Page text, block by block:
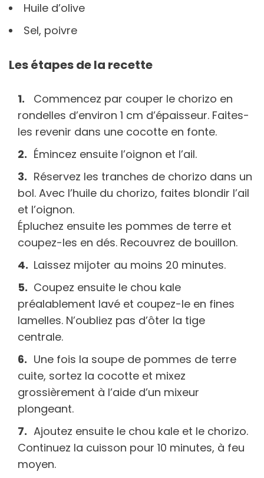
Huile d’olive
Sel, poivre
Les étapes de la recette
Commencez par couper le chorizo en
rondelles d’environ 1 cm d’épaisseur. Faites-
les revenir dans une cocotte en fonte.
Émincez ensuite l’oignon et l’ail.
Réservez les tranches de chorizo dans un
bol. Avec l’huile du chorizo, faites blondir l’ail
et l’oignon.
Épluchez ensuite les pommes de terre et
coupez-les en dés. Recouvrez de bouillon.
Laissez mijoter au moins 20 minutes.
Coupez ensuite le chou kale
préalablement lavé et coupez-le en fines
lamelles. N’oubliez pas d’ôter la tige
centrale.
Une fois la soupe de pommes de terre
cuite, sortez la cocotte et mixez
grossièrement à l’aide d’un mixeur
plongeant.
Ajoutez ensuite le chou kale et le chorizo.
Continuez la cuisson pour 10 minutes, à feu
moyen.